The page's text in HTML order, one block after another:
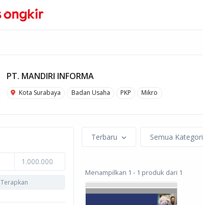
PT. MANDIRI INFORMA
Kota Surabaya Badan Usaha PKP Mikro
Terapkan
Terbaru Semua Kategori
Menampilkan 1 - 1 produk dari 1